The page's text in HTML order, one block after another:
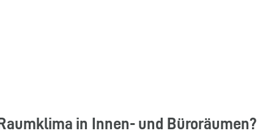
in Innen- und Büroräumen?